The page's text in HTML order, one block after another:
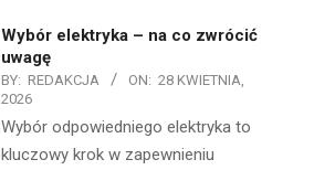
Wybór elektryka – na co zwrócić
uwagę
BY: REDAKCJA ON: 28 KWIETNIA,
2026
Wybór odpowiedniego elektryka to
kluczowy krok w zapewnieniu